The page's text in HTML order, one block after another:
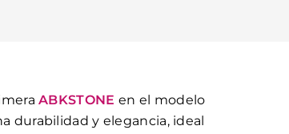
ABKSTONE en el modelo
durabilidad y elegancia, ideal